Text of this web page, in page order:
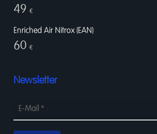
49 €
Enriched Air Nitrox (EAN)
60 €
Newsletter